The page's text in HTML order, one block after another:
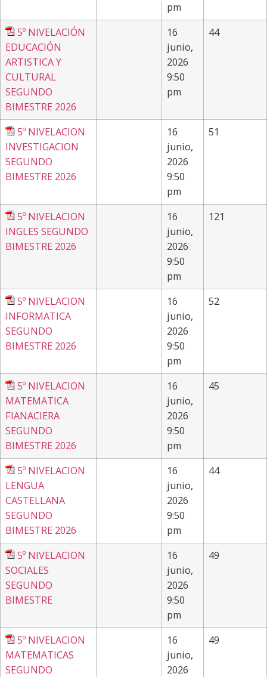
pm
5º NIVELACIÓN
EDUCACIÓN
ARTISTICA Y
CULTURAL
SEGUNDO
BIMESTRE 2026
16
junio,
2026
9:50
pm
44
5º NIVELACION
INVESTIGACION
SEGUNDO
BIMESTRE 2026
16
junio,
2026
9:50
pm
51
5º NIVELACION
INGLES SEGUNDO
BIMESTRE 2026
16
junio,
2026
9:50
pm
121
5º NIVELACION
INFORMATICA
SEGUNDO
BIMESTRE 2026
16
junio,
2026
9:50
pm
52
5º NIVELACION
MATEMATICA
FIANACIERA
SEGUNDO
BIMESTRE 2026
16
junio,
2026
9:50
pm
45
5º NIVELACION
LENGUA
CASTELLANA
SEGUNDO
BIMESTRE 2026
16
junio,
2026
9:50
pm
44
5º NIVELACION
SOCIALES
SEGUNDO
BIMESTRE
16
junio,
2026
9:50
pm
49
5º NIVELACION
MATEMATICAS
SEGUNDO
16
junio,
2026
49